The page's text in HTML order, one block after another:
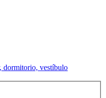
dormitorio, vestíbulo